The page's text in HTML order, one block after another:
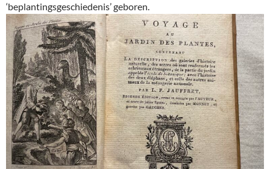
‘beplantingsgeschiedenis’ geboren.